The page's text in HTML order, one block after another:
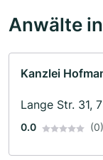
Anwälte
Kanzlei
Lange Str. 31,
0.0 (0)